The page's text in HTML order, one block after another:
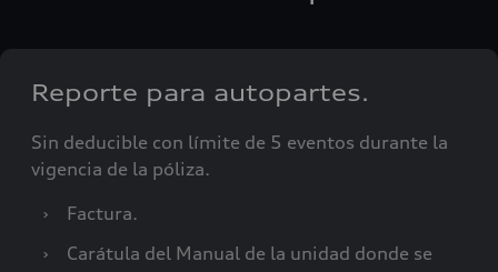
Reporte para autopartes.
Sin deducible con límite de 5 eventos durante la
vigencia de la póliza.
›
Factura.
›
Carátula del Manual de la unidad donde se